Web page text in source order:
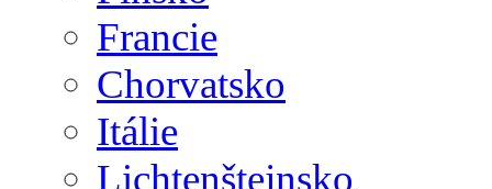
Francie
Chorvatsko
Itálie
Lichtenštejnsko